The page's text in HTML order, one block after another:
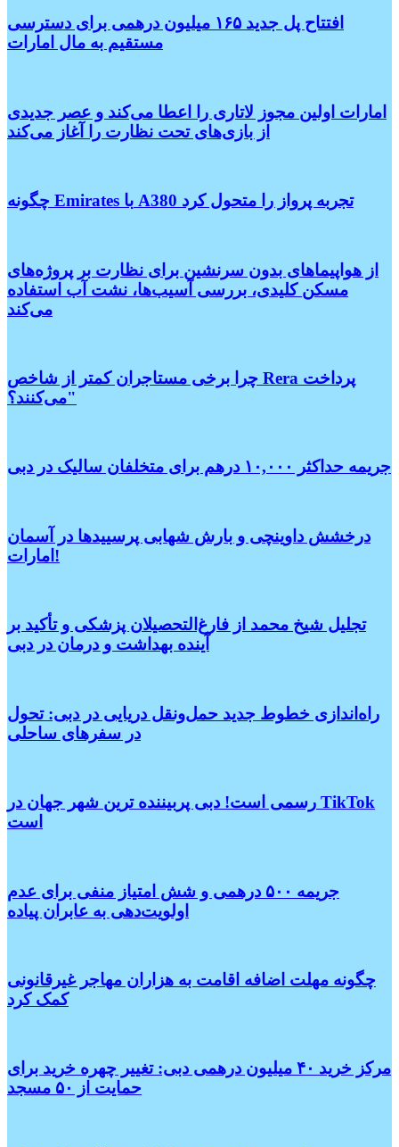
افتتاح پل جدید ۱۶۵ میلیون درهمی برای دسترسی
مستقیم به مال امارات
امارات اولین مجوز لاتاری را اعطا می‌کند و عصر جدیدی
از بازی‌های تحت نظارت را آغاز می‌کند
چگونه Emirates با A380 تجربه پرواز را متحول کرد
از هواپیماهای بدون سرنشین برای نظارت بر پروژه‌های
مسکن کلیدی، بررسی آسیب‌ها، نشت آب استفاده
می‌کند
چرا برخی مستاجران کمتر از شاخص Rera پرداخت
می‌کنند؟"
جریمه حداکثر ۱۰,۰۰۰ درهم برای متخلفان سالیک در دبی
درخشش داوینچی و بارش شهابی پرسییدها در آسمان
امارات!
تجلیل شیخ محمد از فارغ‌التحصیلان پزشکی و تأکید بر
آینده بهداشت و درمان در دبی
راه‌اندازی خطوط جدید حمل‌ونقل دریایی در دبی: تحول
در سفرهای ساحلی
رسمی است! دبی پربیننده ترین شهر جهان در TikTok
است
جریمه ۵۰۰ درهمی و شش امتیاز منفی برای عدم
اولویت‌دهی به عابران پیاده
چگونه مهلت اضافه اقامت به هزاران مهاجر غیرقانونی
کمک کرد
مرکز خرید ۴۰ میلیون درهمی دبی: تغییر چهره خرید برای
حمایت از ۵۰ مسجد